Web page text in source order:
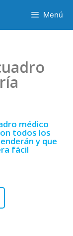
Menú
médico
todos los
y que
fácil